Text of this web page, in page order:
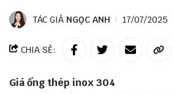
TÁC GIẢ NGỌC ANH 17/07/2025
CHIA SẺ:
Giá ống thép inox 304